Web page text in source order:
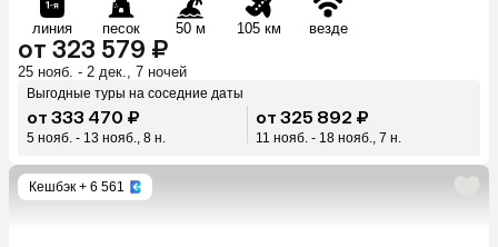
линия песок 50 м 105 км везде
от 323 579 ₽
25 нояб. - 2 дек., 7 ночей
Выгодные туры на соседние даты
от 333 470 ₽
5 нояб. - 13 нояб., 8 н.
от 325 892 ₽
11 нояб. - 18 нояб., 7 н.
Кешбэк + 6 561